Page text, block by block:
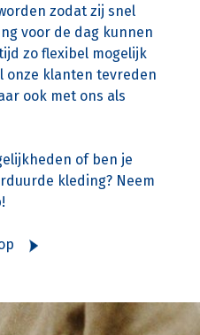
zodat zij snel
voor de dag kunnen
zo flexibel mogelijk
onze klanten tevreden
ook met ons als
of ben je
kleding? Neem